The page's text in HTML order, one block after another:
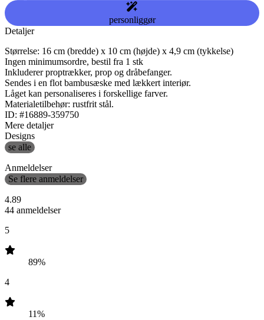
personliggør
Detaljer
Størrelse: 16 cm (bredde) x 10 cm (højde) x 4,9 cm (tykkelse)
Ingen minimumsordre, bestil fra 1 stk
Inkluderer proptrækker, prop og dråbefanger.
Sendes i en flot bambusæske med lækkert interiør.
Låget kan personaliseres i forskellige farver.
Materialetilbehør: rustfrit stål.
ID: #16889-359750
Mere detaljer
Designs
se alle
Anmeldelser
Se flere anmeldelser
4.89
44 anmeldelser
5
89%
4
11%